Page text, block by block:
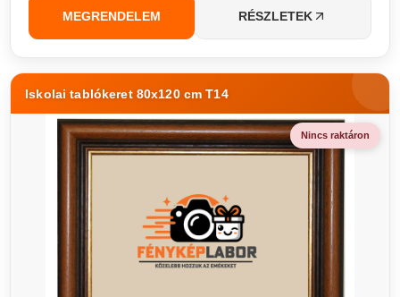
MEGRENDELEM RÉSZLETEK
Iskolai tablókeret 80x120 cm T14
Nincs raktáron